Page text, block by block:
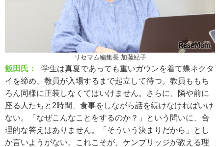
リセマム編集長 加藤紀子
飯田氏：
学生は真夏であっても重いガウンを着て蝶ネクタ
イを締め、教員が入場するまで起立して待つ。教員ももち
ろん同様に正装しなくてはいけません。さらに、隣や前に
座る人たちと2時間、食事をしながら話を続けなければいけ
ない。「なぜこんなことをするのか？」という問いに、合
理的な答えはありません。「そういう決まりだから」とし
か言いようがない。これこそが、ケンブリッジが教える理